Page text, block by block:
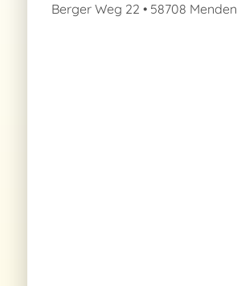
Berger Weg 22 • 58708 Menden